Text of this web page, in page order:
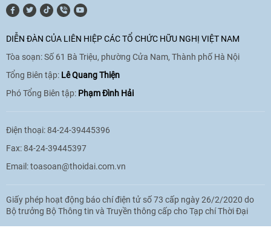
hòa bình, hữu nghị giữa các dân tộc"
cho Đại sứ Hungary tại Việt Nam
17:25| 13/06/2026
sinh Việt Nam tại trại hè Artek
14:41 12/06/2026
DIỄN ĐÀN CỦA LIÊN HIỆP CÁC TỔ CHỨC HỮU NGHỊ VIỆT NAM
Tòa soạn: Số 61 Bà Triệu, phường Cửa Nam, Thành phố Hà Nội
Tổng Biên tập: Lê Quang Thiện
Phó Tổng Biên tập: Phạm Đình Hải
Điện thoại: 84-24-39445396
Fax: 84-24-39445397
Email:toasoan@thoidai.com.vn
Giấy phép hoạt động báo chí điện tử số 73 cấp ngày 26/2/2020 do
Bộ trưởng Bộ Thông tin và Truyền thông cấp cho Tạp chí Thời Đại